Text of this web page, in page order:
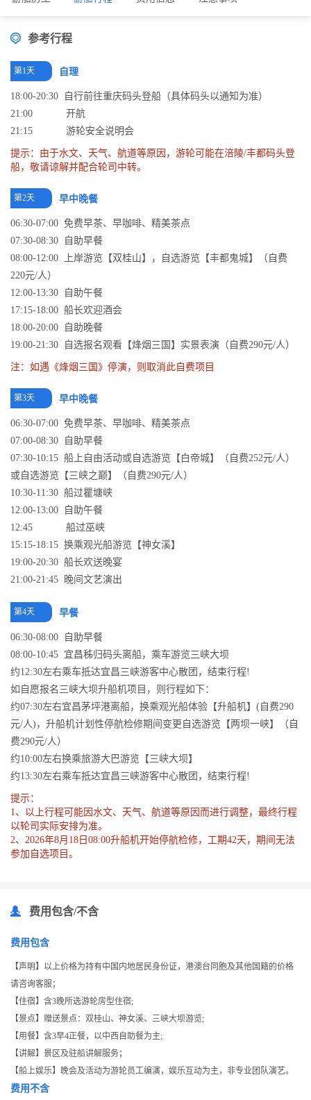
参考行程
第1天 自理
18:00-20:30 自行前往重庆码头登船（具体码头以通知为准）
21:00 开航
21:15 游轮安全说明会
提示：由于水文、天气、航道等原因，游轮可能在涪陵/丰都码头登
船，敬请谅解并配合轮司中转。
第2天 早中晚餐
06:30-07:00 免费早茶、早咖啡、精美茶点
07:30-08:30 自助早餐
08:00-12:00 上岸游览【双桂山】，自选游览【丰都鬼城】（自费
220元/人）
12:00-13:30 自助午餐
17:15-18:00 船长欢迎酒会
18:00-20:00 自助晚餐
19:00-21:30 自选报名观看【烽烟三国】实景表演（自费290元/人）
注：如遇《烽烟三国》停演，则取消此自费项目
第3天 早中晚餐
06:30-07:00 免费早茶、早咖啡、精美茶点
07:00-08:30 自助早餐
07:30-10:15 船上自由活动或自选游览【白帝城】（自费252元/人）
或自选游览【三峡之巅】（自费290元/人）
10:30-11:30 船过瞿塘峡
12:00-13:00 自助午餐
12:45 船过巫峡
15:15-18:15 换乘观光船游览【神女溪】
19:00-20:30 船长欢送晚宴
21:00-21:45 晚间文艺演出
第4天 早餐
06:30-08:00 自助早餐
08:00-10:45 宜昌秭归码头离船，乘车游览三峡大坝
约12:30左右乘车抵达宜昌三峡游客中心散团，结束行程!
如自愿报名三峡大坝升船机项目，则行程如下：
约07:30左右宜昌茅坪港离船，换乘观光船体验【升船机】(自费290
元/人)，升船机计划性停航检修期间变更自选游览【两坝一峡】（自
费290元/人）
约10:00左右换乘旅游大巴游览【三峡大坝】
约13:30左右乘车抵达宜昌三峡游客中心散团，结束行程!
提示：
1、以上行程可能因水文、天气、航道等原因而进行调整，最终行程
以轮司实际安排为准。
2、2026年8月18日08:00升船机开始停航检修，工期42天，期间无法
参加自选项目。
费用包含/不含
费用包含
【声明】以上价格为持有中国内地居民身份证，港澳台同胞及其他国籍的价格
请咨询客服；
【住宿】含3晚所选游轮房型住宿;
【景点】赠送景点：双桂山、神女溪、三峡大坝游览;
【用餐】含3早4正餐，以中西自助餐为主;
【讲解】景区及驻船讲解服务；
【船上娱乐】晚会及活动为游轮员工编演，娱乐互动为主，非专业团队演艺。
费用不含